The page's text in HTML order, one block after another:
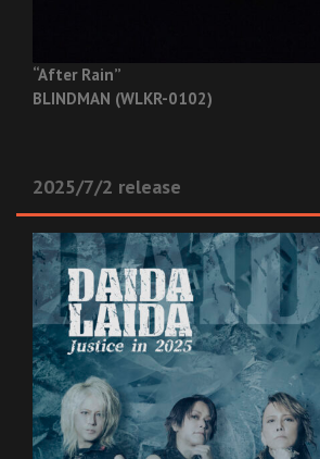
“After Rain”
BLINDMAN (WLKR-0102)
2025/7/2 release